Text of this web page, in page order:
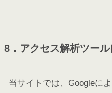
8．アクセス解析ツー
当サイトでは、Googleに